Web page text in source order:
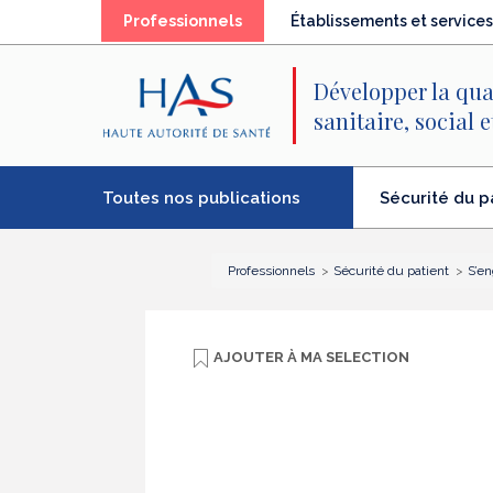
Professionnels(élémentÉtablissements et services
Développer la
sanitaire, social
Toutes nos publications Sécurité du
(élément
séléctionné)
Professionnels Sécurité du patient
AJOUTER À MA SELECTION